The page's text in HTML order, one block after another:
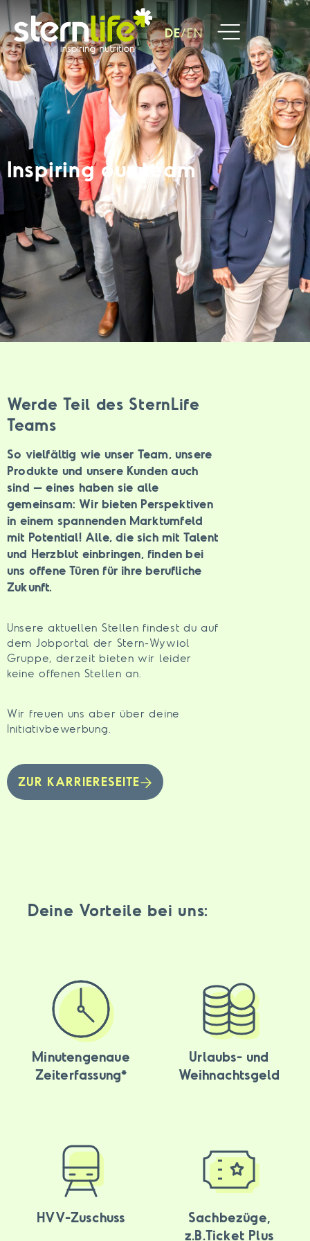
DE EN
Inspiring our team
Werde Teil des SternLife
Teams
So vielfältig wie unser Team, unsere
Produkte und unsere Kunden auch
sind – eines haben sie alle
gemeinsam: Wir bieten Perspektiven
in einem spannenden Marktumfeld
mit Potential! Alle, die sich mit Talent
und Herzblut einbringen, finden bei
uns offene Türen für ihre berufliche
Zukunft.
Unsere aktuellen Stellen findest du auf
dem Jobportal der Stern-Wywiol
Gruppe, derzeit bieten wir leider
keine offenen Stellen an.
Wir freuen uns aber über deine
Initiativbewerbung.
ZUR KARRIERESEITE
Deine Vorteile bei uns:
Minutengenaue
Zeiterfassung*
Urlaubs- und
Weihnachtsgeld
HVV-Zuschuss
Sachbezüge,
z.B.Ticket Plus